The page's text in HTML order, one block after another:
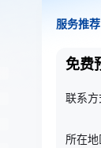
服务推荐
免费
联系方
所在地